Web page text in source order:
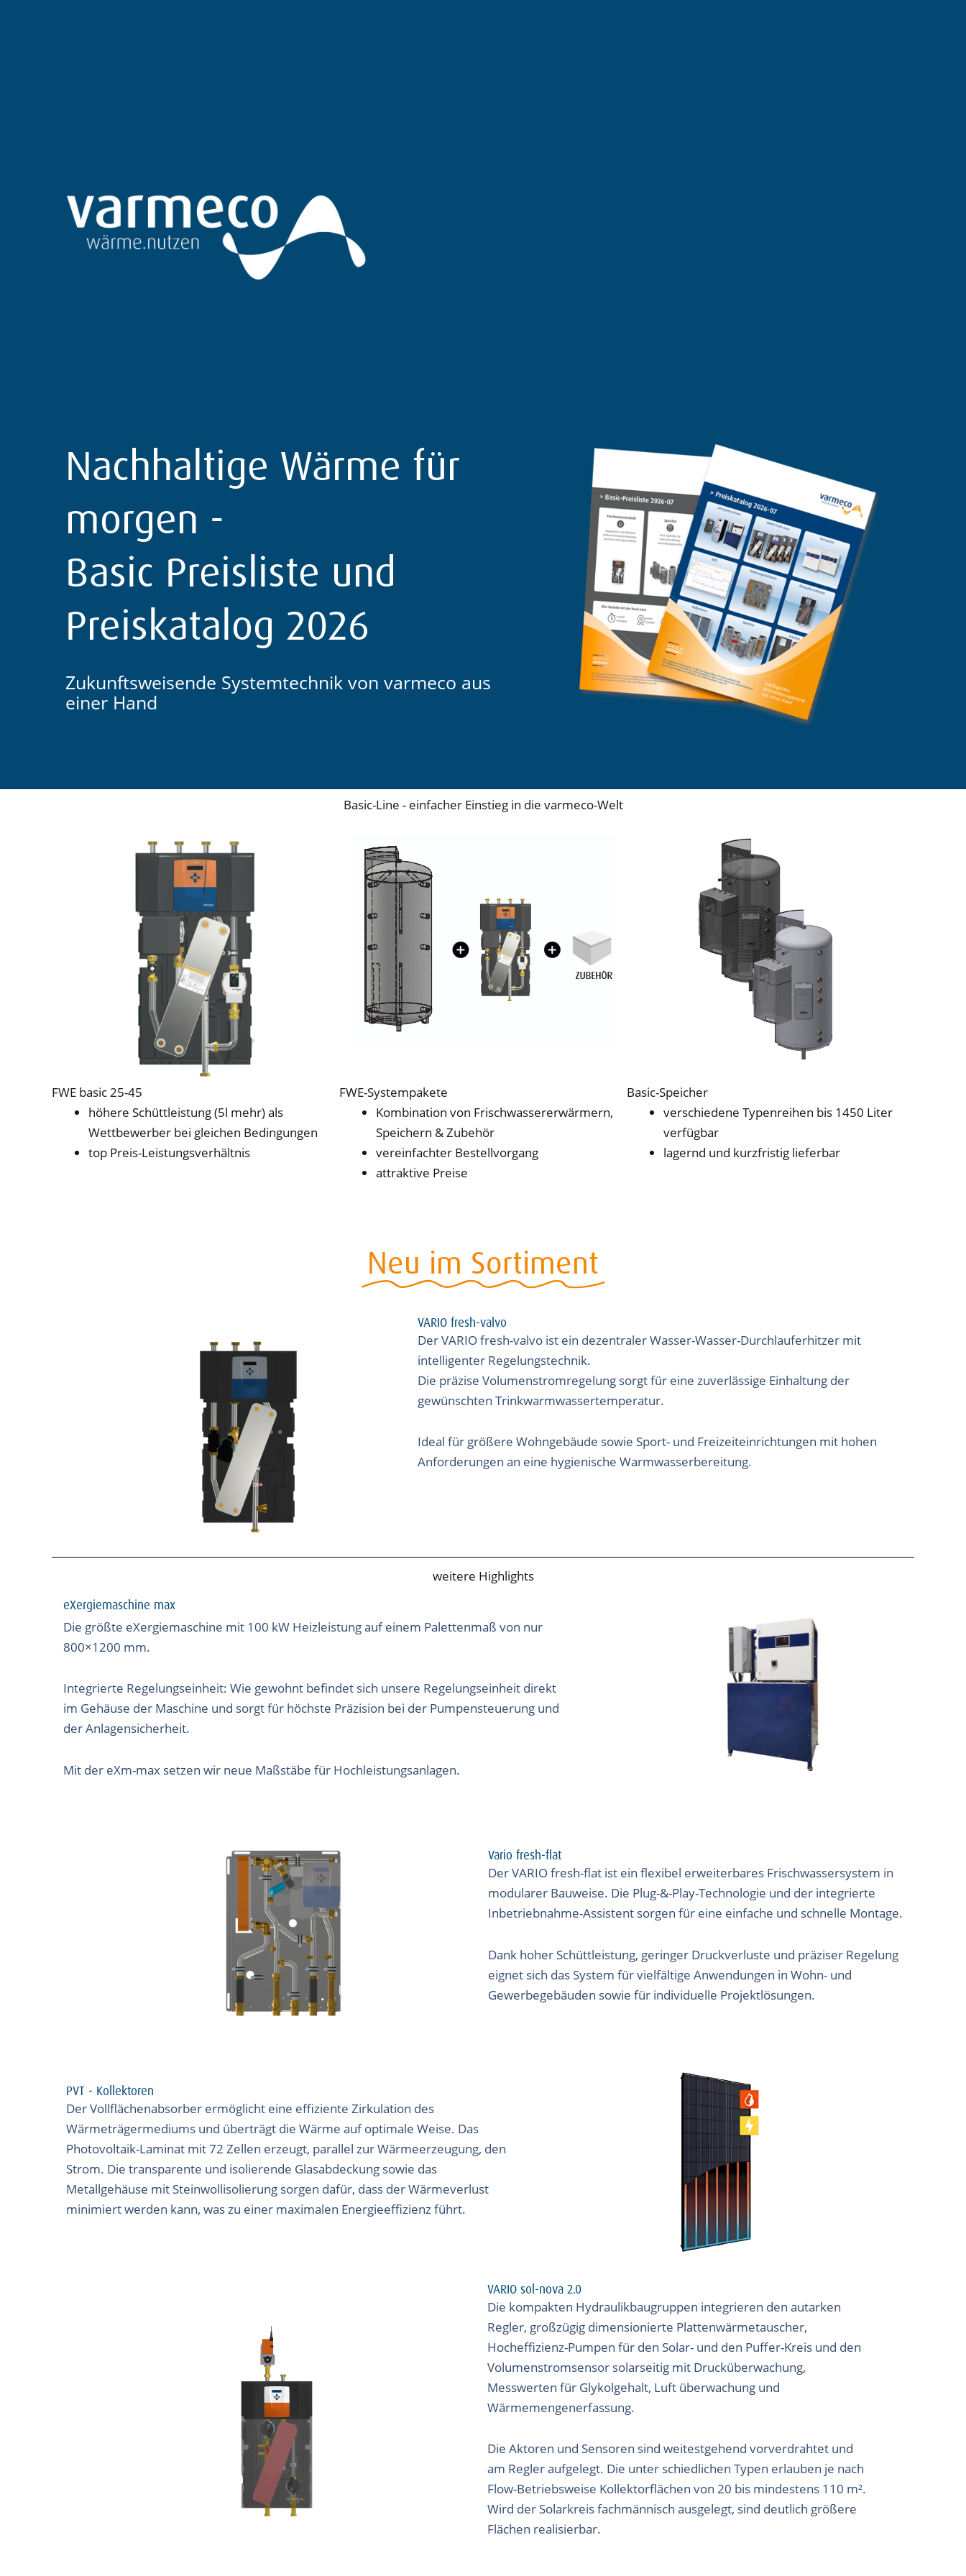
Nachhaltige Wärme für
morgen -
Basic Preisliste und
Preiskatalog 2026
Zukunftsweisende Systemtechnik von varmeco aus
einer Hand
Basic-Line - einfacher Einstieg in die varmeco-Welt
FWE basic 25-45
höhere Schüttleistung (5l mehr) als
Wettbewerber bei gleichen Bedingungen
top Preis-Leistungsverhältnis
FWE-Systempakete
Kombination von Frischwassererwärmern,
Speichern & Zubehör
vereinfachter Bestellvorgang
attraktive Preise
Basic-Speicher
verschiedene Typenreihen bis 1450 Liter
verfügbar
lagernd und kurzfristig lieferbar
Neu im Sortiment
VARIO fresh-valvo
Der VARIO fresh-valvo ist ein dezentraler Wasser-Wasser-Durchlauferhitzer mit
intelligenter Regelungstechnik.
Die präzise Volumenstromregelung sorgt für eine zuverlässige Einhaltung der
gewünschten Trinkwarmwassertemperatur.
Ideal für größere Wohngebäude sowie Sport- und Freizeiteinrichtungen mit hohen
Anforderungen an eine hygienische Warmwasserbereitung.
weitere Highlights
eXergiemaschine max
Die größte eXergiemaschine mit 100 kW Heizleistung auf einem Palettenmaß von nur
800×1200 mm.
Integrierte Regelungseinheit: Wie gewohnt befindet sich unsere Regelungseinheit direkt
im Gehäuse der Maschine und sorgt für höchste Präzision bei der Pumpensteuerung und
der Anlagensicherheit.
Mit der eXm-max setzen wir neue Maßstäbe für Hochleistungsanlagen.
Vario fresh-flat
Der VARIO fresh-flat ist ein flexibel erweiterbares Frischwassersystem in
modularer Bauweise. Die Plug-&-Play-Technologie und der integrierte
Inbetriebnahme-Assistent sorgen für eine einfache und schnelle Montage.
Dank hoher Schüttleistung, geringer Druckverluste und präziser Regelung
eignet sich das System für vielfältige Anwendungen in Wohn- und
Gewerbegebäuden sowie für individuelle Projektlösungen.
PVT - Kollektoren
Der Vollflächenabsorber ermöglicht eine effiziente Zirkulation des
Wärmeträgermediums und überträgt die Wärme auf optimale Weise. Das
Photovoltaik-Laminat mit 72 Zellen erzeugt, parallel zur Wärmeerzeugung, den
Strom. Die transparente und isolierende Glasabdeckung sowie das
Metallgehäuse mit Steinwollisolierung sorgen dafür, dass der Wärmeverlust
minimiert werden kann, was zu einer maximalen Energieeffizienz führt.
VARIO sol-nova 2.0
Die kompakten Hydraulikbaugruppen integrieren den autarken
Regler, großzügig dimensionierte Plattenwärmetauscher,
Hocheffizienz-Pumpen für den Solar- und den Puffer-Kreis und den
Volumenstromsensor solarseitig mit Drucküberwachung,
Messwerten für Glykolgehalt, Luft überwachung und
Wärmemengenerfassung.
Die Aktoren und Sensoren sind weitestgehend vorverdrahtet und
am Regler aufgelegt. Die unter schiedlichen Typen erlauben je nach
Flow-Betriebsweise Kollektorflächen von 20 bis mindestens 110 m².
Wird der Solarkreis fachmännisch ausgelegt, sind deutlich größere
Flächen realisierbar.